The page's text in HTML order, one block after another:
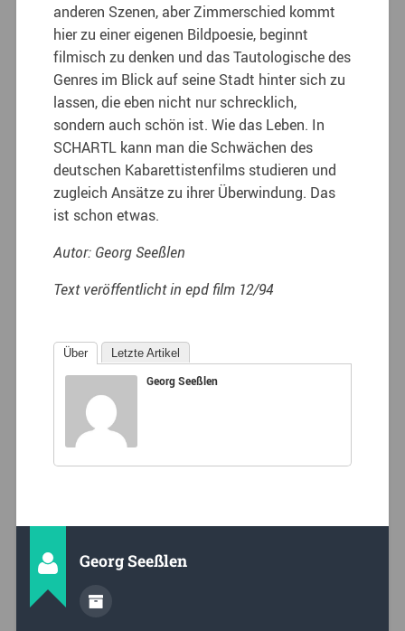
anderen Szenen, aber Zimmerschied kommt
hier zu einer eigenen Bildpoesie, beginnt
filmisch zu denken und das Tautologische des
Genres im Blick auf seine Stadt hinter sich zu
lassen, die eben nicht nur schrecklich,
sondern auch schön ist. Wie das Leben. In
SCHARTL kann man die Schwächen des
deutschen Kabarettistenfilms studieren und
zugleich Ansätze zu ihrer Überwindung. Das
ist schon etwas.
Autor: Georg Seeßlen
Text veröffentlicht in epd film 12/94
Über Letzte Artikel
Georg Seeßlen
Georg Seeßlen